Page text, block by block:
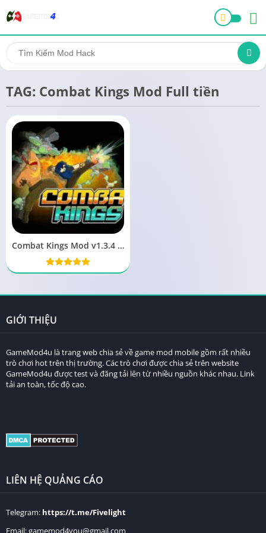
TAG: Combat Kings Mod Full tiền
Combat Kings Mod v1.3.4 Full tiền (Vô hạn money)
GIỚI THIỆU
GameMod4u là trang web chia sẻ về game mod mobile gồm rất nhiều
trò chơi hot trên thị trường. Các trò chơi được chia sẻ trên website
GameMod4u được test và đăng tải lên từ nhiều nguồn khác nhau. Link
tải an toàn, tốc độ cao.
LIÊN HỆ QUẢNG CÁO
Telegram: https://t.me/Fivelight
Email:gamemod4you@gmail.com